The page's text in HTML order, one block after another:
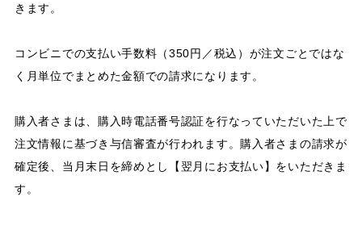
きます。
コンビニでの支払い手数料（350円／税込）が注文ごとではな
く月単位でまとめた金額での請求になります。
購入者さまは、購入時電話番号認証を行なっていただいた上で
注文情報に基づき与信審査が行われます。購入者さまの請求が
確定後、当月末日を締めとし【翌月にお支払い】をいただきま
す。